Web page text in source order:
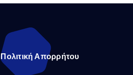
Πολιτική Απορρήτου